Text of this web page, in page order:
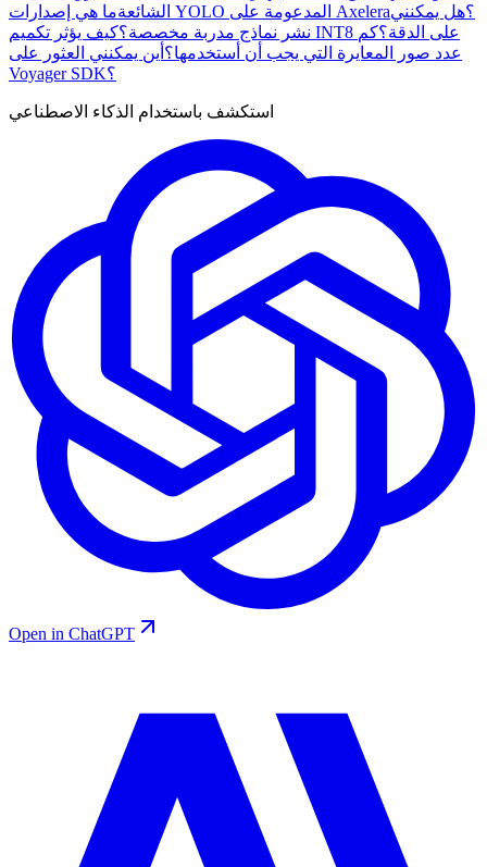
الشائعة
ما هي إصدارات YOLO المدعومة على Axelera؟هل يمكنني
نشر نماذج مدربة مخصصة؟
كيف يؤثر تكميم INT8 على الدقة؟كم
عدد صور المعايرة التي يجب أن أستخدمها؟ أين يمكنني العثور على
Voyager SDK؟
استكشف باستخدام الذكاء الاصطناعي
Open in ChatGPT